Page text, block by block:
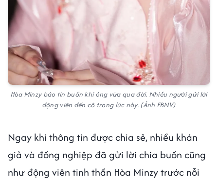
Hòa Minzy báo tin buồn khi ông vừa qua đời. Nhiều người gửi lời
động viên đến cô trong lúc này. (Ảnh FBNV)
Ngay khi thông tin được chia sẻ, nhiều khán
giả và đồng nghiệp đã gửi lời chia buồn cũng
như động viên tinh thần Hòa Minzy trước nỗi